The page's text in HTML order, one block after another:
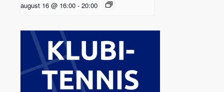
august 16 @ 16:00 - 20:00